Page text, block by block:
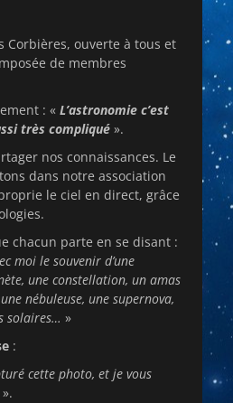
Corbières, ouverte à tous et
de membres
: « L’astronomie c’est
très compliqué ».
nos connaissances. Le
dans notre association
le ciel en direct, grâce
chacun parte en se disant :
moi le souvenir d’une
une constellation, un amas
nébuleuse, une supernova,
solaires… »
:
cette photo, et je vous
».